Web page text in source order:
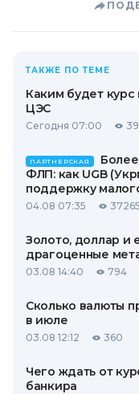
ТАКЖЕ ПО ТЕМЕ
Каким будет
ЦЭС
Сегодня 07:00
ПАРТНЕРСКАЯ
ФЛП: как UGB
поддержку
04.08 07:35 37265
Золото, доллар и
драгоценные
03.08 14:40 794
Сколько валюты
в июле
03.08 12:12 360
Чего ждать от
банкира